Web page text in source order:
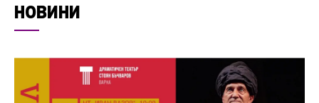
НОВИНИ